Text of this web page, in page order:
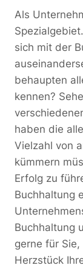
Als
sich mit der
behaupten
kennen?
haben die
Vielzahl von
kümmern
Erfolg zu
Buchhaltung
Buchhaltung
gerne für
Herzstück